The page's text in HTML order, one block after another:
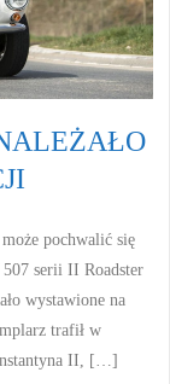
pochwalić się
serii II Roadster
wystawione na
trafił w
II, […]